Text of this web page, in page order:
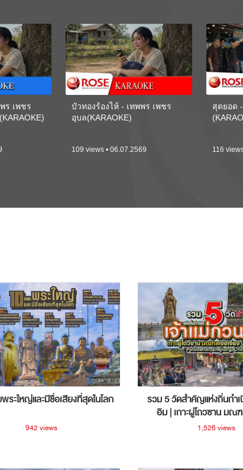
ร เพชร
บัวทองร้องไห้ - เทพพร เพชร
อุบล(KARAOKE)
109 views • 06.07.2569
สุดยอด
116
ระใหญ่และมีชื่อเสียงที่สุดในโลก
942 views
รวม 5 วัดสำคัญแห่งถิ่นกำเ
อิม | เกาะผู่โถวซาน มณฑ
ประเทศจีน
1,526 views